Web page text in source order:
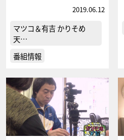
2019.06.12
マツコ＆有吉 かりそめ
天…
番組情報